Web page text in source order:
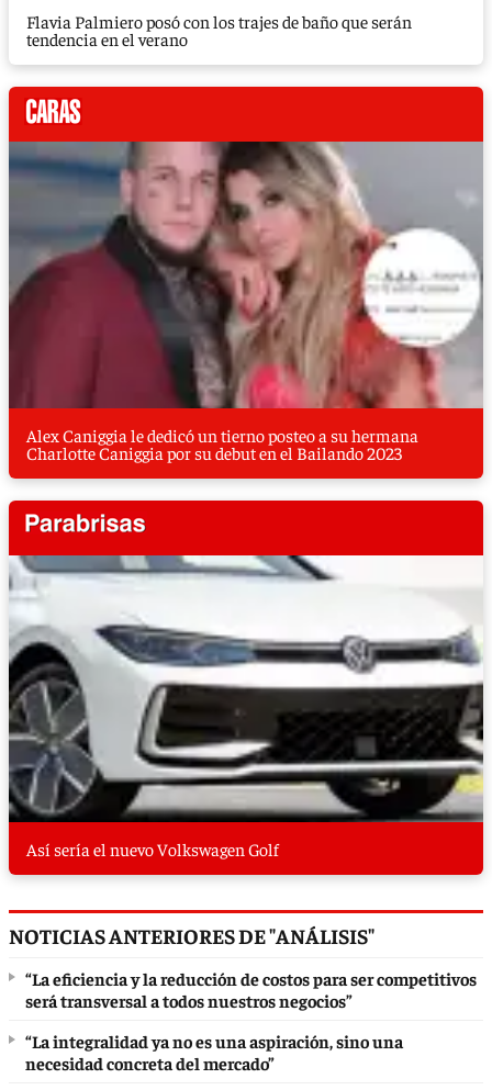
Flavia Palmiero posó con los trajes de baño que serán
tendencia en el verano
Alex Caniggia le dedicó un tierno posteo a su hermana
Charlotte Caniggia por su debut en el Bailando 2023
Así sería el nuevo Volkswagen Golf
NOTICIAS ANTERIORES DE "ANÁLISIS"
“La eficiencia y la reducción de costos para ser competitivos
será transversal a todos nuestros negocios”
“La integralidad ya no es una aspiración, sino una
necesidad concreta del mercado”